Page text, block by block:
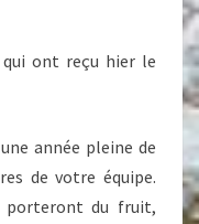
ont reçu hier le
année pleine de
de votre équipe.
porteront du fruit,